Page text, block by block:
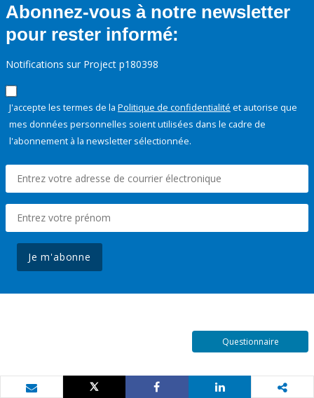
Abonnez-vous à notre newsletter
pour rester informé:
Notifications sur Project p180398
J'accepte les termes de la Politique de confidentialité et autorise que
mes données personnelles soient utilisées dans le cadre de
l'abonnement à la newsletter sélectionnée.
Je m'abonne
Questionnaire